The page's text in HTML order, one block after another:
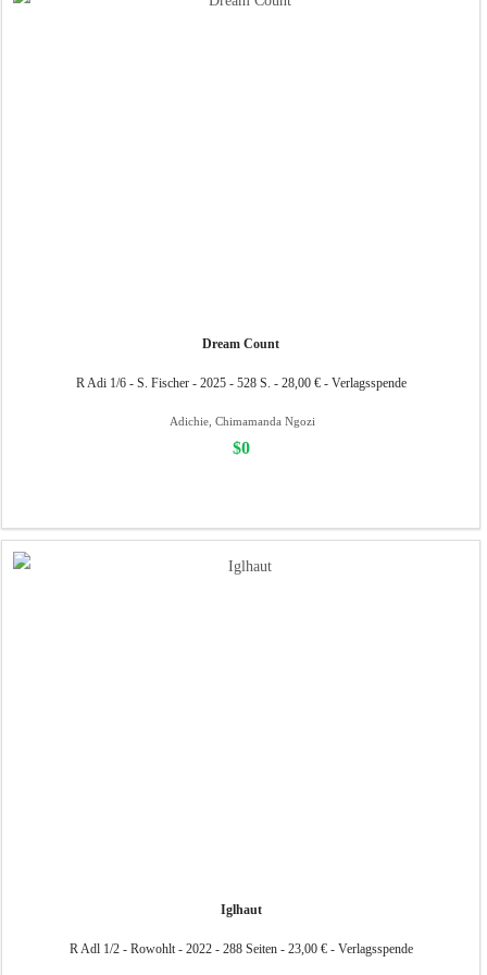
Dream Count
R Adi 1/6 - S. Fischer - 2025 - 528 S. - 28,00 € - Verlagsspende
Adichie, Chimamanda Ngozi
$0
Iglhaut
R Adl 1/2 - Rowohlt - 2022 - 288 Seiten - 23,00 € - Verlagsspende